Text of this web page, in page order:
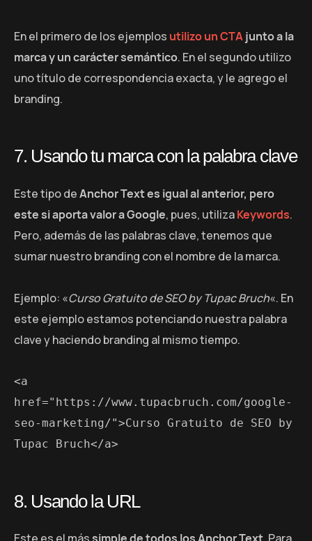
En el primero de los ejemplos utilizo un CTAjunto a la
marca y un carácter semántico. En el segundo utilizo
uno título de correspondencia exacta, y le agrego el
branding.
7. Usando tu marca con la palabra clave
Este tipo deAnchor Text es igual al anterior, pero
este si aporta valor a Google, pues, utilizaKeywords.
Pero, además de las palabras clave, tenemos que
sumar nuestro branding con el nombre de la marca.
Ejemplo: «Curso Gratuito de SEO by Tupac Bruch«. En
este ejemplo estamos potenciando nuestra palabra
clave y haciendo branding al mismo tiempo.
<a
href="https://www.tupacbruch.com/google-
seo-marketing/">Curso Gratuito de SEO by
Tupac Bruch</a>
8. Usando la URL